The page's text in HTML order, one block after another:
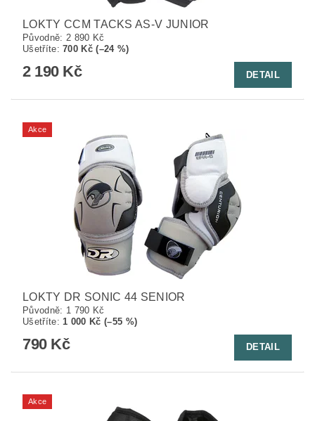
LOKTY CCM TACKS AS-V JUNIOR
Původně: 2 890 Kč
Ušetříte:700 Kč (–24 %)
2 190 Kč DETAIL
Akce
LOKTY DR SONIC 44 SENIOR
Původně: 1 790 Kč
Ušetříte: 1 000 Kč (–55 %)
790 Kč DETAIL
Akce